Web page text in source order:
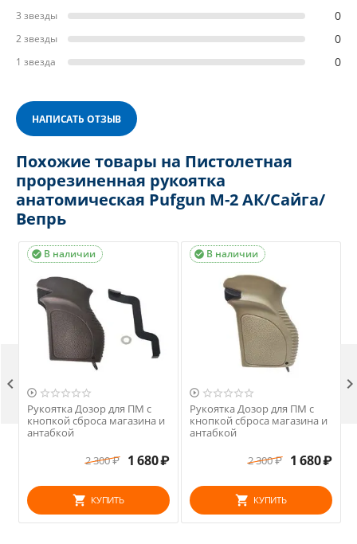
3 звезды 0
2 звезды 0
1 звезда 0
НАПИСАТЬ ОТЗЫВ
Похожие товары на Пистолетная
прорезиненная рукоятка
анатомическая Pufgun М-2 АК/Сайга/
Вепрь
В наличии


Рукоятка Дозор для ПМ с
кнопкой сброса магазина и
антабкой
2 300₽ 1 680₽
КУПИТЬ
В наличии


Рукоятка Дозор для ПМ с
кнопкой сброса магазина и
антабкой
2 300₽ 1 680₽
КУПИТЬ
